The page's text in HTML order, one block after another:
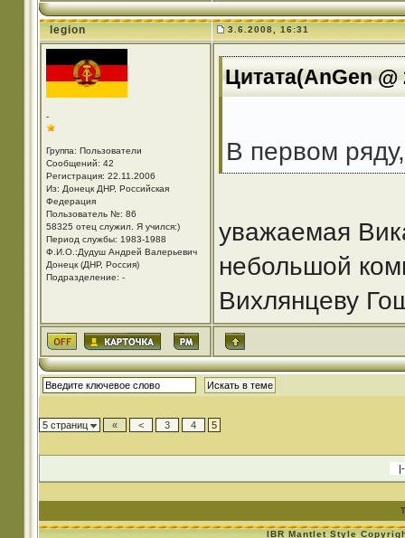
legion 3.6.2008, 16:31
-
Группа: Пользователи
Сообщений: 42
Регистрация: 22.11.2006
Из: Донецк ДНР, Российская
Федерация
Пользователь №: 86
58325 отец служил. Я учился:)
Период службы: 1983-1988
Ф.И.О.:Дудуш Андрей Валерьевич
Донецк (ДНР, Россия)
Подразделение: -
Цитата(AnGen
В первом
уважаемая
небольшой
Вихлянцеву
5 страниц « < 3 4 5
IBR Mantlet Style